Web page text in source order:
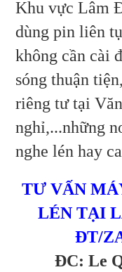
ghi
âm
camera
ẩn-
Địa
chỉ
Lê
Qúy
Đôn
camera
ẩn-
Địa
chỉ
Lê
Qúy
Đôn
chỉ
Lê
Qúy
Đôn
Khu vực Lâm
dùng pin liên
không cần cài
sóng thuận
riêng tư tại
nghỉ,...những
nghe lén hay
TƯ VẤN
LÉN TẠI
ĐT/
ĐC: Le